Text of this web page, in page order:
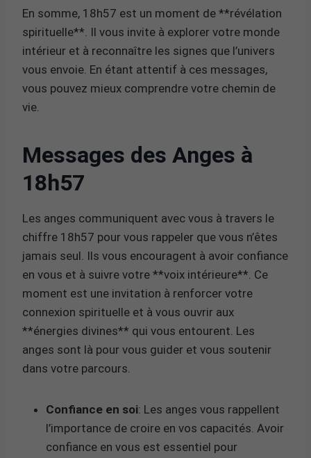
En somme, 18h57 est un moment de **révélation
spirituelle**. Il vous invite à explorer votre monde
intérieur et à reconnaître les signes que l’univers
vous envoie. En étant attentif à ces messages,
vous pouvez mieux comprendre votre chemin de
vie.
Messages des Anges à
18h57
Les anges communiquent avec vous à travers le
chiffre 18h57 pour vous rappeler que vous n’êtes
jamais seul. Ils vous encouragent à avoir confiance
en vous et à suivre votre **voix intérieure**. Ce
moment est une invitation à renforcer votre
connexion spirituelle et à vous ouvrir aux
**énergies divines** qui vous entourent. Les
anges sont là pour vous guider et vous soutenir
dans votre parcours.
Confiance en soi: Les anges vous rappellent
l’importance de croire en vos capacités. Avoir
confiance en vous est essentiel pour